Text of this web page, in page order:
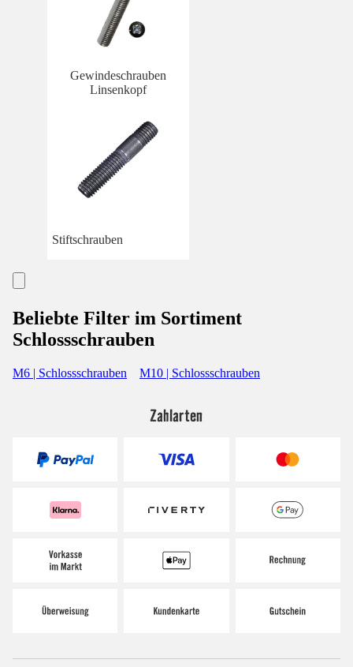
Gewindeschrauben
Linsenkopf
Stiftschrauben
Beliebte Filter im Sortiment
Schlossschrauben
M6 | Schlossschrauben M10 | Schlossschrauben
Zahlarten